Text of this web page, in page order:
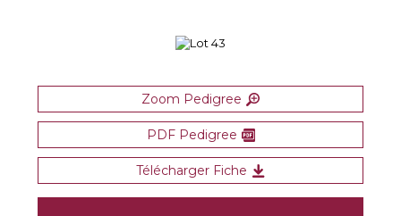
Zoom Pedigree
PDF Pedigree
Télécharger Fiche